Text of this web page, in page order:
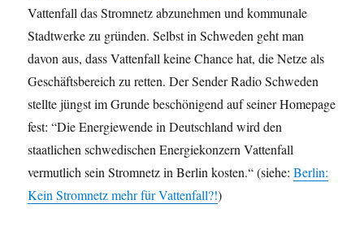
Vattenfall das Stromnetz abzunehmen und kommunale
Stadtwerke zu gründen. Selbst in Schweden geht man
davon aus, dass Vattenfall keine Chance hat, die Netze als
Geschäftsbereich zu retten. Der Sender Radio Schweden
stellte jüngst im Grunde beschönigend auf seiner Homepage
fest: “Die Energiewende in Deutschland wird den
staatlichen schwedischen Energiekonzern Vattenfall
vermutlich sein Stromnetz in Berlin kosten.“ (siehe:Berlin:
Kein Stromnetz mehr für Vattenfall?!)